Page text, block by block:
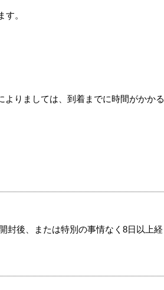
。
りましては、到着までに時間がかかる
封後、または特別の事情なく8日以上経